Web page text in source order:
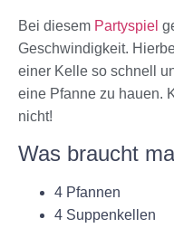
Bei diesem Partyspiel
Geschwindigkeit.
einer Kelle so schnell
eine Pfanne zu hauen.
nicht!
Was braucht
4 Pfannen
4 Suppenkellen